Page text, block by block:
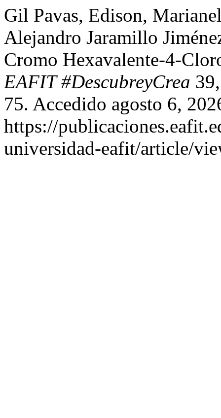
Gil Pavas, Edison,
Alejandro Jaramillo
Cromo Hexavalente-4-
EAFIT #DescubreyCrea
75. Accedido agosto 6,
https://
universidad-eafit/article/